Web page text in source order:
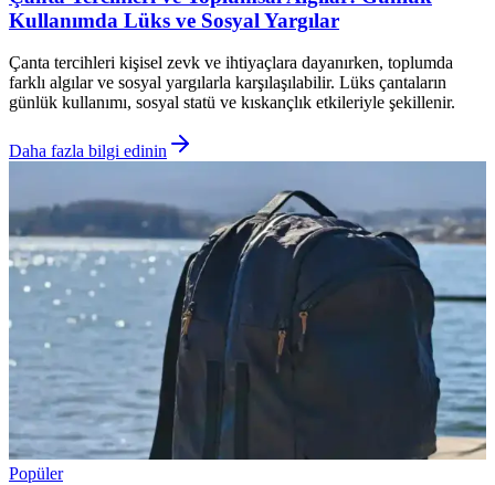
Kullanımda Lüks ve Sosyal Yargılar
Çanta tercihleri kişisel zevk ve ihtiyaçlara dayanırken, toplumda
farklı algılar ve sosyal yargılarla karşılaşılabilir. Lüks çantaların
günlük kullanımı, sosyal statü ve kıskançlık etkileriyle şekillenir.
Daha fazla bilgi edinin
Popüler